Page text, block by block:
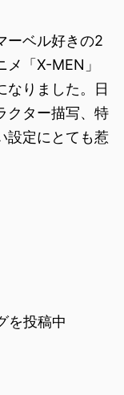
ーベル好きの2
「X-MEN」
なりました。日
クター描写、特
設定にとても惹
を投稿中